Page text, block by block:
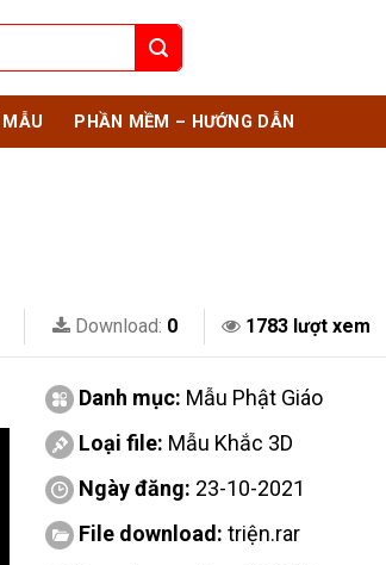
MẪU PHẦN MỀM – HƯỚNG DẪN
Download: 0 1783 lượt xem
Danh mục: Mẫu Phật Giáo
Loại file: Mẫu Khắc 3D
Ngày đăng: 23-10-2021
File download: triện.rar